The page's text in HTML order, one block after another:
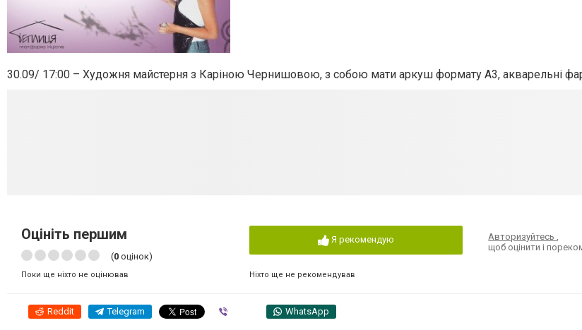
30.09/ 17:00 – Художня майстерня з Каріною Чернишовою, з собою мати аркуш формату А3, акварельні
Оцініть першим
(0 оцінок)
Поки ще ніхто не оцінював
Я рекомендую
Ніхто ще не рекомендував
Авторизуйтесь,
щоб оцінити і
Reddit Telegram WhatsApp